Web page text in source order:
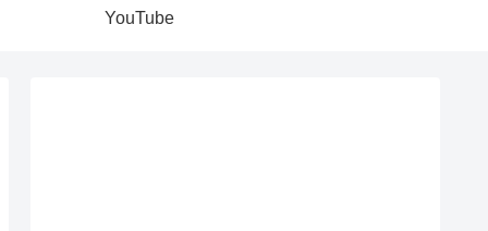
YouTube